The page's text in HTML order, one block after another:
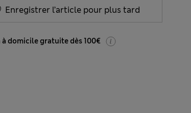
Enregistrer l’article pour plus tard
à domicile gratuite dès 100€